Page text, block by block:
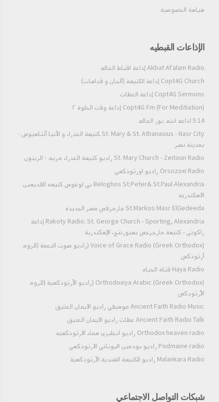
سياسة الخصوصية
الإذاعات القبطيه
Copt4G Church إذاعة الكنيسة (ألحان و قداسات)
Copt4G Sermons إذاعة العظات
Copt4G Fm (For Meditiation) إذاعة وقت الخلوة ٢
5:14 اذاعه انتم نور العالم
St. Mary & St. Athanasius - Nasr City كنيسة العذراء و الأنبا أثناسيوس -
بمدينة نصر
St. Mary Church - Zeitoun Radio راديو كنيسة العذراء مريم - الزيتون
Orsozoxi Radio راديو اورثوذكسى
Beloghos St.Peter& St.Paul Alexandria بي لوغوس كنيسه القديسين
الاسكندريه
St.Markos Masr ElGedeeda مارمرقس مصر الجديده
Rakoty Radio: St. George Church - Sporting, Alexandria إذاعة
راكوتى - كنيسة مارجرجس بسبورتنج، الإسكندرية
Voice of Grace Radio (Greek Orthodox) (راديو صوت النعمة (للروم
أرثوذكس
Haya Radio قناه الحياه
Orthodoxiya Arabic (Greek Orthodox) (راديو الأرثوذكسية (للروم
الأرثودكس
Ancient Faith Radio Music موسيقي راديو الايمان العتيق
Ancient Faith Radio Talk عظات راديو الايمان العتيق
Orthodox heaven radio راديو انجليزي سماء الارثوذكسيه
Podmaine radio راديو بودمين اليوناني الارثوذكسي
Malankara Radio راديو للكنيسة الهندية الأرثوذكسية
شبكات التواصل الاجتماعي